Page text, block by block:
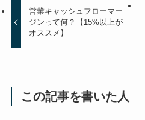
営業キャッシュフローマー
ジンって何？【15%以上が
オススメ】
この記事を書いた人